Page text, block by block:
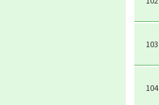
103
104